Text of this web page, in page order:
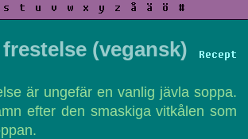
s t u v w x y z å ä ö #
Recept
(vegansk)
är ungefär en vanlig jävla soppa.
efter den smaskiga vitkålen som